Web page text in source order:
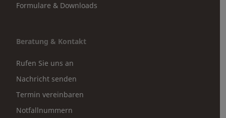
Formulare & Downloads
Beratung & Kontakt
Rufen Sie uns an
Nachricht senden
Termin vereinbaren
Notfallnummern